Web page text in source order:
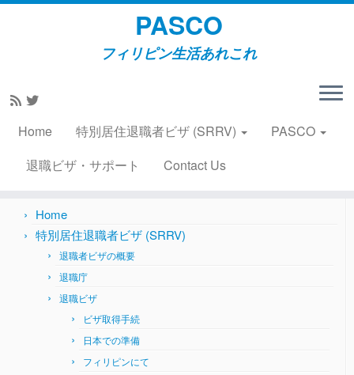
Skip
content
PASCO
フィリピン生活あれこれ
Home 特別居住退職者ビザ (SRRV)
PASCO
退職ビザ・サポート
Contact Us
Home
Search
Home
特別居住退職者ビザ (SRRV)
退職者ビザの概要
退職庁
退職ビザ
ビザ取得手続
日本での準備
フィリピンにて